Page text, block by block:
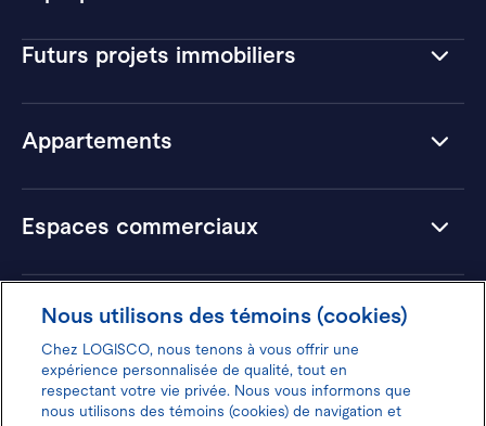
Futurs projets immobiliers
Appartements
Espaces commerciaux
Hôtels
Nous utilisons des témoins (cookies)
Chez LOGISCO, nous tenons à vous offrir une
expérience personnalisée de qualité, tout en
respectant votre vie privée. Nous vous informons que
nous utilisons des témoins (cookies) de navigation et